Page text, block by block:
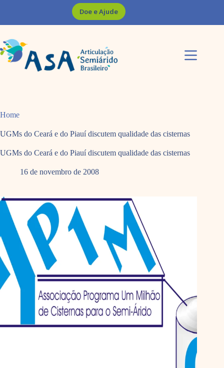
Doe e Ajude
Home
UGMs do Ceará e do Piauí discutem qualidade das cisternas
UGMs do Ceará e do Piauí discutem qualidade das cisternas
16 de novembro de 2008